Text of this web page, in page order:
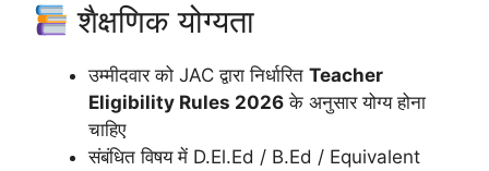
शैक्षणिक योग्यता
उम्मीदवार को JAC द्वारा निर्धारित Teacher
Eligibility Rules 2026 के अनुसार योग्य होना
चाहिए
संबंधित विषय में D.El.Ed / B.Ed / Equivalent